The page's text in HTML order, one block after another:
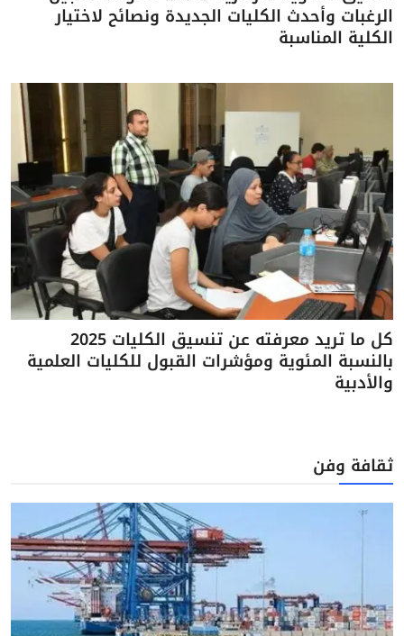
الرغبات وأحدث الكليات الجديدة ونصائح لاختيار
الكلية المناسبة
كل ما تريد معرفته عن تنسيق الكليات 2025
بالنسبة المئوية ومؤشرات القبول للكليات العلمية
والأدبية
ثقافة وفن